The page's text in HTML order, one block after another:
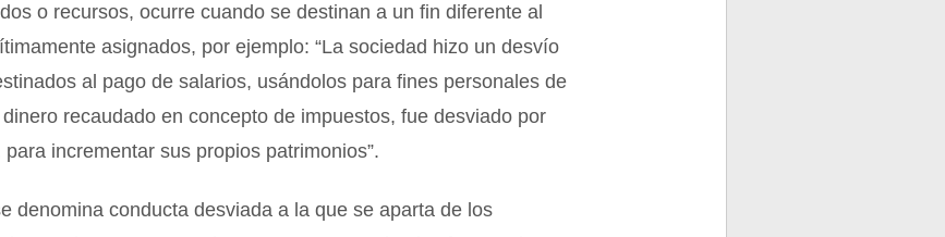
o recursos, ocurre cuando se destinan a un fin diferente al
asignados, por ejemplo: “La sociedad hizo un desvío
al pago de salarios, usándolos para fines personales de
dinero recaudado en concepto de impuestos, fue desviado por
para incrementar sus propios patrimonios”.
denomina conducta desviada a la que se aparta de los